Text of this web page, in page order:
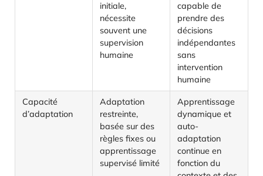
initiale,
nécessite
souvent une
supervision
humaine
capable de
prendre des
décisions
indépendantes
sans
intervention
humaine
Capacité
d’adaptation
Adaptation
restreinte,
basée sur des
règles fixes ou
apprentissage
supervisé limité
Apprentissage
dynamique et
auto-
adaptation
continue en
fonction du